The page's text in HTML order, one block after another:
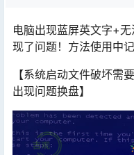
电脑出现蓝屏英文字+
现了问题！方法使用中记
【系统启动文件破坏需
出现问题换盘】